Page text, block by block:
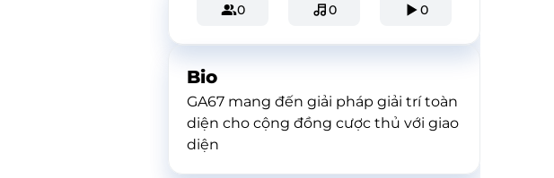
0 0 0
Bio
GA67 mang đến giải pháp giải trí toàn
diện cho cộng đồng cược thủ với giao
diện